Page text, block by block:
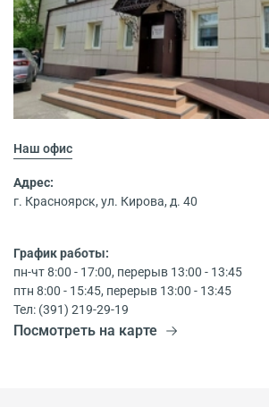
Наш офис
Адрес:
г. Красноярск, ул. Кирова, д. 40
График работы:
пн-чт 8:00 - 17:00, перерыв 13:00 - 13:45
птн 8:00 - 15:45, перерыв 13:00 - 13:45
Тел: (391) 219-29-19
Посмотреть на карте